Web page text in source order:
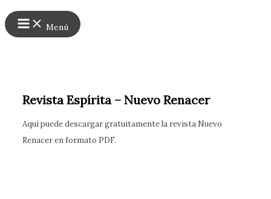
al
contenido
Menu
Menú
Revista Espírita – Nuevo Renacer
Aquí puede descargar gratuitamente la revista Nuevo
Renacer en formato PDF.